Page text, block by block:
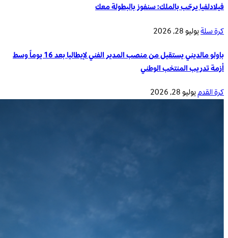
فيلادلفيا يرحّب بالملك: سنفوز بالبطولة معك
كرة سلةيوليو 28, 2026
باولو مالديني يستقيل من منصب المدير الفني لإيطاليا بعد 16 يوماً وسط
أزمة تدريب المنتخب الوطني
كرة القدميوليو 28, 2026